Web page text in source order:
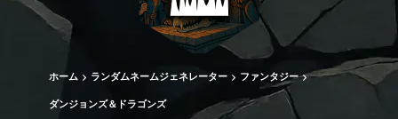
ホーム ランダムネームジェネレーター ファンタジー
ダンジョンズ＆ドラゴンズ